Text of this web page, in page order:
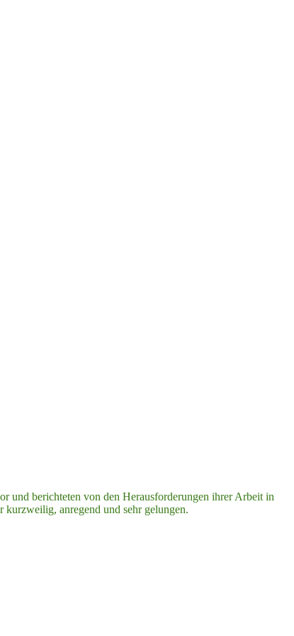
und berichteten von den Herausforderungen ihrer Arbeit in
kurzweilig, anregend und sehr gelungen.